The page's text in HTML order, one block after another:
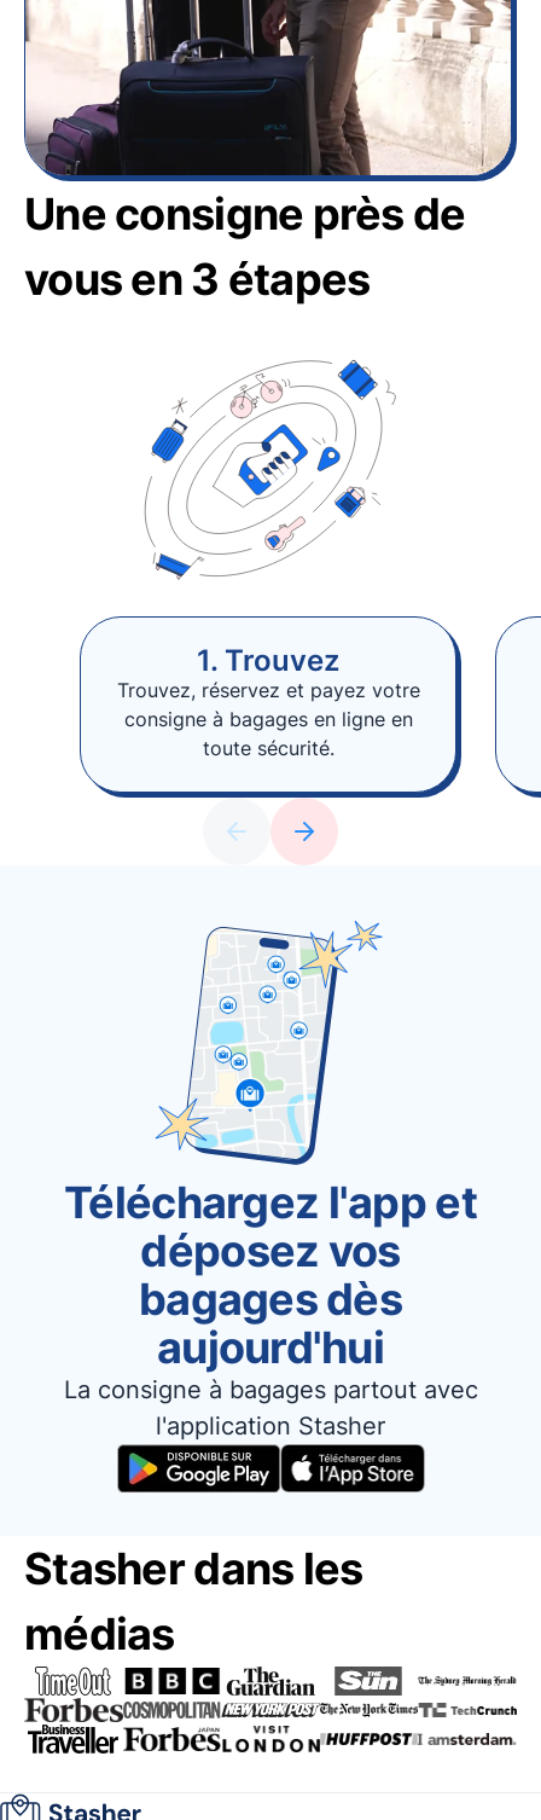
Une consigne près de
vous en 3 étapes
1. Trouvez
Trouvez, réservez et payez votre
consigne à bagages en ligne en
toute sécurité.
Téléchargez l'app et
déposez vos
bagages dès
aujourd'hui
La consigne à bagages partout avec
l'application Stasher
Stasher dans les
médias